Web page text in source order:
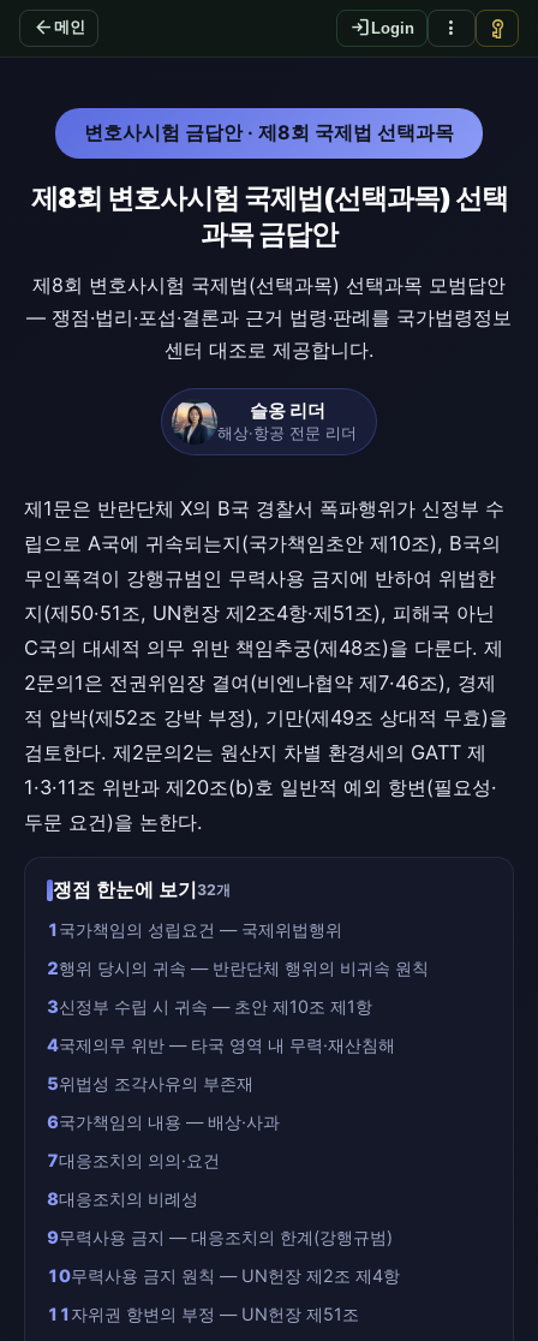
arrow_back 메인 login Login more_vert vpn_key
변호사시험 금답안 · 제8회 국제법 선택과목
제8회 변호사시험 국제법(선택과목) 선택
과목 금답안
제8회 변호사시험 국제법(선택과목) 선택과목 모범답안
— 쟁점·법리·포섭·결론과 근거 법령·판례를 국가법령정보
센터 대조로 제공합니다.
슬옹 리더
해상·항공 전문 리더
제1문은 반란단체 X의 B국 경찰서 폭파행위가 신정부 수
립으로 A국에 귀속되는지(국가책임초안 제10조), B국의
무인폭격이 강행규범인 무력사용 금지에 반하여 위법한
지(제50·51조, UN헌장 제2조4항·제51조), 피해국 아닌
C국의 대세적 의무 위반 책임추궁(제48조)을 다룬다. 제
2문의1은 전권위임장 결여(비엔나협약 제7·46조), 경제
적 압박(제52조 강박 부정), 기만(제49조 상대적 무효)을
검토한다. 제2문의2는 원산지 차별 환경세의 GATT 제
1·3·11조 위반과 제20조(b)호 일반적 예외 항변(필요성·
두문 요건)을 논한다.
쟁점 한눈에 보기32개
1국가책임의 성립요건 — 국제위법행위
2행위 당시의 귀속 — 반란단체 행위의 비귀속 원칙
3신정부 수립 시 귀속 — 초안 제10조 제1항
4국제의무 위반 — 타국 영역 내 무력·재산침해
5위법성 조각사유의 부존재
6국가책임의 내용 — 배상·사과
7대응조치의 의의·요건
8대응조치의 비례성
9무력사용 금지 — 대응조치의 한계(강행규범)
10무력사용 금지 원칙 — UN헌장 제2조 제4항
11자위권 항변의 부정 — UN헌장 제51조